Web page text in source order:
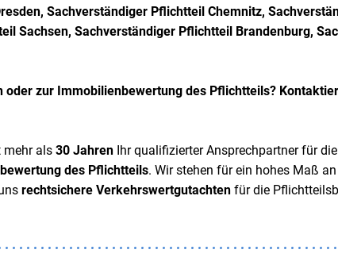
Sachverständiger Pflichtteil Chemnitz,
Sachsen, Sachverständiger Pflichtteil Brandenburg,
oder zur Immobilienbewertung des Pflichtteils?
mehr als 30 Jahren Ihr qualifizierter Ansprechpartner für die
des Pflichtteils. Wir stehen für ein hohes Maß
rechtsichere Verkehrswertgutachten für die